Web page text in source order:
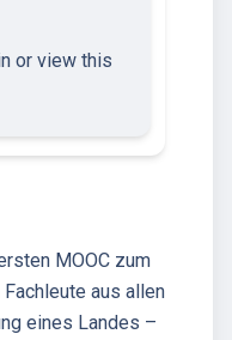
or view this
MOOC zum
aus allen
eines Landes –